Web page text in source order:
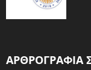
ΑΡΘΡΟΓΡΑΦΙΑ